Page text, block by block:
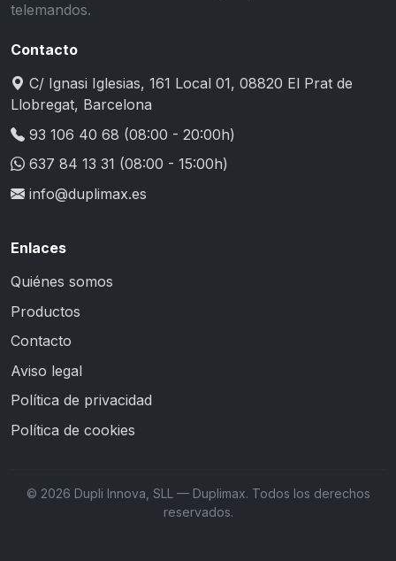
telemandos.
Contacto
C/ Ignasi Iglesias, 161 Local 01, 08820 El Prat de
Llobregat, Barcelona
93 106 40 68 (08:00 - 20:00h)
637 84 13 31 (08:00 - 15:00h)
info@duplimax.es
Enlaces
Quiénes somos
Productos
Contacto
Aviso legal
Política de privacidad
Política de cookies
© 2026 Dupli Innova, SLL — Duplimax. Todos los derechos
reservados.